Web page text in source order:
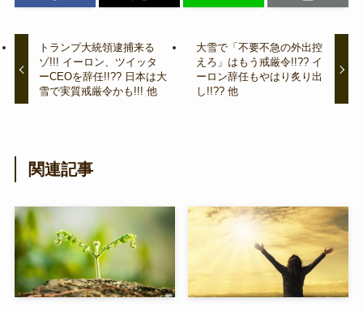
トランプ大統領逮捕来る
ゾ!!! イーロン、ツイッタ
ーCEOを辞任!!?? 日本は大
雪で実質戒厳令かも!!! 他
大雪で「不要不急の外出控
えろ」はもう戒厳令!!?? イ
ーロン辞任もやはり炙り出
し!!?? 他
関連記事